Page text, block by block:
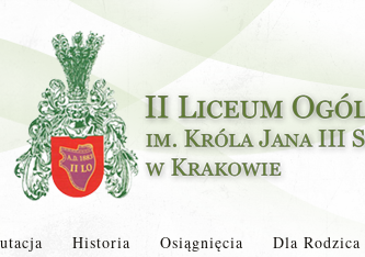
Historia Osiągnięcia Dla Rodzica